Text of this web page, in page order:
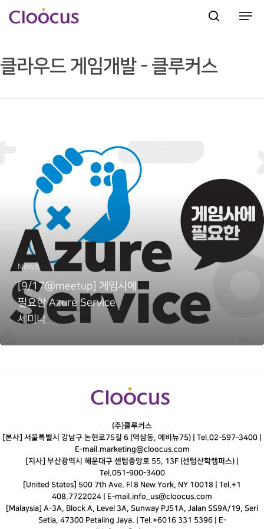
Hit enter to search or ESC to close
클라우드 게임개발 - 클루커스
News
[9/17@meetup] 게임사에
필요한 Azure Service
세미나
(주)클루커스
[본사] 서울특별시 강남구 논현로75길 6 (역삼동, 에비뉴75) | Tel.02-597-3400
E-mail.marketing@cloocus.com
[지사] 부산광역시 해운대구 센텀중앙로 55, 13F (센텀산학캠퍼스) |
Tel.051-900-3400
[United States] 500 7th Ave. Fl 8 New York, NY 10018 | Tel.+1
408.7722024 | E-mail.info_us@cloocus.com
[Malaysia] A-3A, Block A, Level 3A, Sunway PJ51A, Jalan SS9A/19, Seri
Setia, 47300 Petaling Jaya. | Tel.+6016 331 5396 | E-